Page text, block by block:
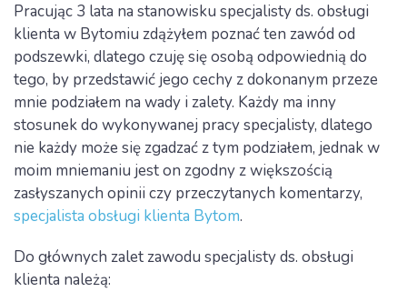
Pracując 3 lata na stanowisku specjalisty ds. obsługi
klienta w Bytomiu zdążyłem poznać ten zawód od
podszewki, dlatego czuję się osobą odpowiednią do
tego, by przedstawić jego cechy z dokonanym przeze
mnie podziałem na wady i zalety. Każdy ma inny
stosunek do wykonywanej pracy specjalisty, dlatego
nie każdy może się zgadzać z tym podziałem, jednak w
moim mniemaniu jest on zgodny z większością
zasłyszanych opinii czy przeczytanych komentarzy,
specjalista obsługi klienta Bytom.
Do głównych zalet zawodu specjalisty ds. obsługi
klienta należą: